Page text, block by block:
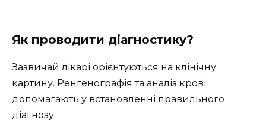
Як проводити діагностику?
Зазвичай лікарі орієнтуються на клінічну
картину. Ренгенографія та аналіз крові
допомагають у встановленні правильного
діагнозу.